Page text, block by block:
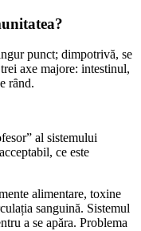
punct; dimpotrivă, se
axe majore: intestinul,
rȃnd.
al sistemului
ce este
alimentare, toxine
sanguină. Sistemul
a se apăra. Problema